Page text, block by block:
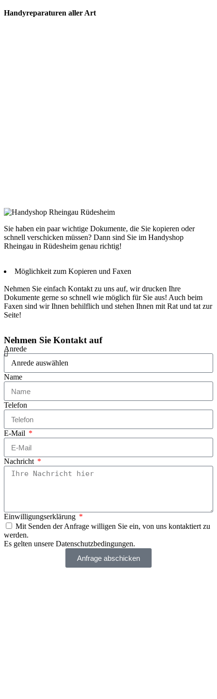
Handyreparaturen aller Art
Sie haben ein paar wichtige Dokumente, die Sie kopieren oder
schnell verschicken müssen? Dann sind Sie im Handyshop
Rheingau in Rüdesheim genau richtig!
Möglichkeit zum Kopieren und Faxen
Nehmen Sie einfach Kontakt zu uns auf, wir drucken Ihre
Dokumente gerne so schnell wie möglich für Sie aus! Auch beim
Faxen sind wir Ihnen behilflich und stehen Ihnen mit Rat und tat zur
Seite!
Nehmen Sie Kontakt auf
Anrede
Name
Telefon
E-Mail
Nachricht
Einwilligungserklärung
Mit Senden der Anfrage willigen Sie ein, von uns kontaktiert zu
werden.
Es gelten unsere Datenschutzbedingungen.
Anfrage abschicken